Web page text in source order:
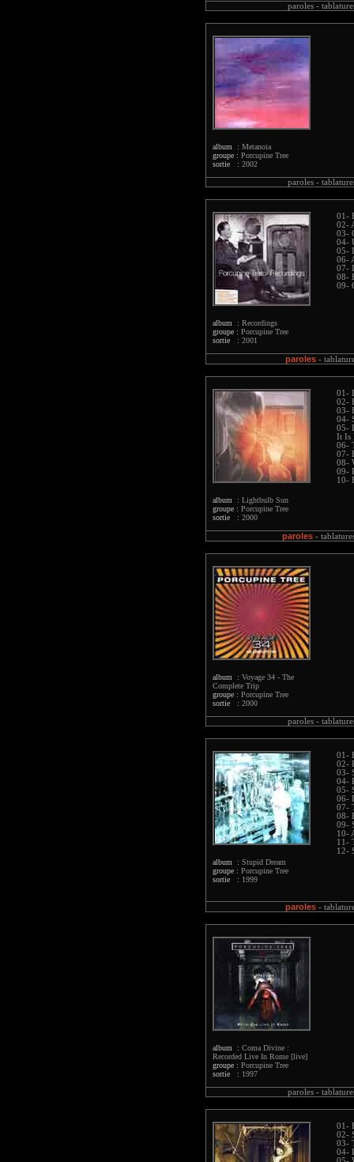
paroles -
album : Metanoia
groupe : Porcupine Tree
sortie : 2002
paroles -
album : Recordings
groupe : Porcupine Tree
sortie : 2001
01-
02-
03-
04-
05-
06-
07-
08-
09-
paroles-
album : Lightbulb Sun
groupe : Porcupine Tree
sortie : 2000
01-
02-
03-
04-
05-
It Is
06-
07-
08-
09-
10-
paroles -
album : Voyage 34 - The
Complete Trip
groupe : Porcupine Tree
sortie : 2000
paroles -
album : Stupid Dream
groupe : Porcupine Tree
sortie : 1999
01-
02-
03-
04-
05-
06-
07-
08-
09-
10-
11-
12-
paroles-
album : Coma Divine :
Recorded Live In Rome [live]
groupe : Porcupine Tree
sortie : 1997
paroles -
01-
02-
03-
04-